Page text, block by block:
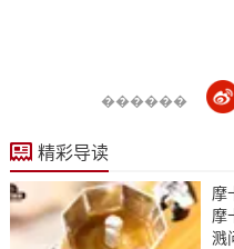
������
精彩导读
摩
摩
溅